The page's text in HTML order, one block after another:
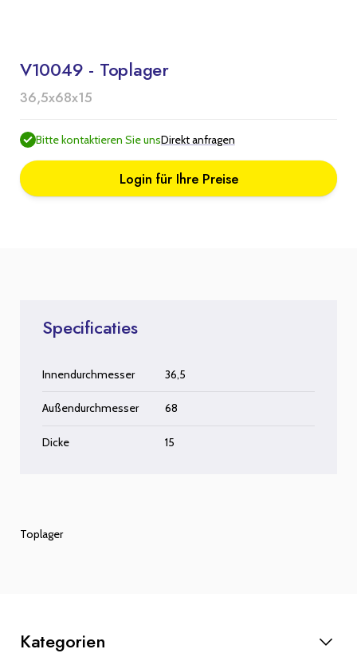
V10049 - Toplager
36,5x68x15
Bitte kontaktieren Sie unsDirekt anfragen
Login für Ihre Preise
Specificaties
Innendurchmesser 36,5
Außendurchmesser 68
Dicke 15
Toplager
Kategorien